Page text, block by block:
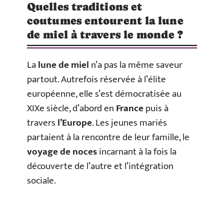
Quelles traditions et
coutumes entourent la lune
de miel à travers le monde ?
Lalune de mieln’a pas la même saveur
partout. Autrefois réservée à l’élite
européenne, elle s’est démocratisée au
XIXe siècle, d’abord enFrancepuis à
traversl’Europe. Les jeunes mariés
partaient à la rencontre de leur famille, le
voyage de nocesincarnant à la fois la
découverte de l’autre et l’intégration
sociale.